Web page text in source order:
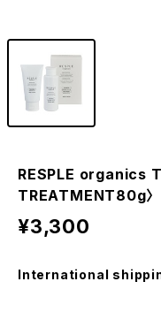
RESPLE organics
TREATMENT80g〉
¥3,300
International